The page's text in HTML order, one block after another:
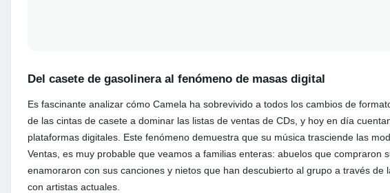
Del casete de gasolinera al fenómeno de masas digital
Es fascinante analizar cómo Camela ha sobrevivido a todos los cambios de
de las cintas de casete a dominar las listas de ventas de CDs, y hoy en día
plataformas digitales. Este fenómeno demuestra que su música trasciende las
Ventas, es muy probable que veamos a familias enteras: abuelos que compraron
enamoraron con sus canciones y nietos que han descubierto al grupo a través de
con artistas actuales.